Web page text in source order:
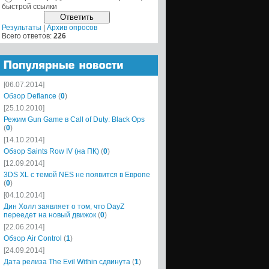
быстрой ссылки
Результаты
Архив опросов
Всего ответов: 226
[06.07.2014]
Обзор Defiance (0)
[25.10.2010]
Режим Gun Game в Call of Duty: Black Ops
(0)
[14.10.2014]
Обзор Saints Row IV (на ПК) (0)
[12.09.2014]
3DS XL с темой NES не появится в Европе
(0)
[04.10.2014]
Дин Холл заявляет о том, что DayZ
переедет на новый движок (0)
[22.06.2014]
Обзор Air Control (1)
[24.09.2014]
Дата релиза The Evil Within сдвинута (1)